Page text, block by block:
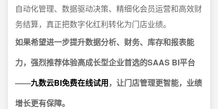
自动化管理、数据驱动决策、精细化会员运营和高效财
务结算，真正把数字化红利转化为门店业绩。
如果希望进一步提升数据分析、财务、库存和报表能
力，强烈推荐体验高成长型企业首选的SAAS BI平台
——九数云BI免费在线试用，让门店管理更智能，业绩
增长更有保障。